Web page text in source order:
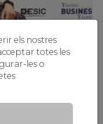
els nostres
totes les
les o